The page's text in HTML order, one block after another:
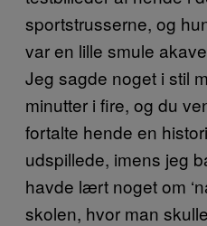
sportstrusserne, og
var en lille smule
Jeg sagde noget i stil
minutter i fire, og du
fortalte hende en
udspillede, imens jeg
havde lært noget om
skolen, hvor man